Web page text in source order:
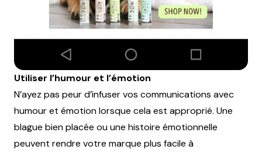
Utiliser l’humour et l’émotion
N’ayez pas peur d’infuser vos communications avec
humour et émotion lorsque cela est approprié. Une
blague bien placée ou une histoire émotionnelle
peuvent rendre votre marque plus facile à